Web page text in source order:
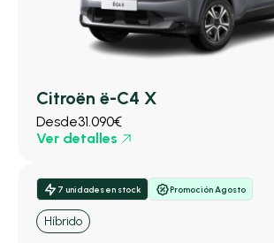
Citroën ë-C4 X
Desde31.090€
Ver detalles
7 unidades en stock Promoción Agosto
Híbrido